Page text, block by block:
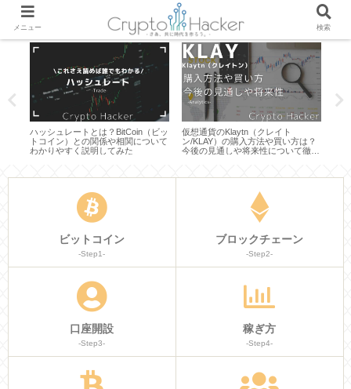
ハッシュレートとは？BitCoin（ビッ
トコイン）との関係や相関について
わかりやすく説明してみた
仮想通貨のKlaytn（クレイト
ン/KLAY）の購入方法や買い方は？
今後の見通しや将来性について徹底
ビットコイン
-Step1-
ブロックチェーン
-Step2-
口座開設
-Step3-
稼ぎ方
-Step4-
メニュー 検索